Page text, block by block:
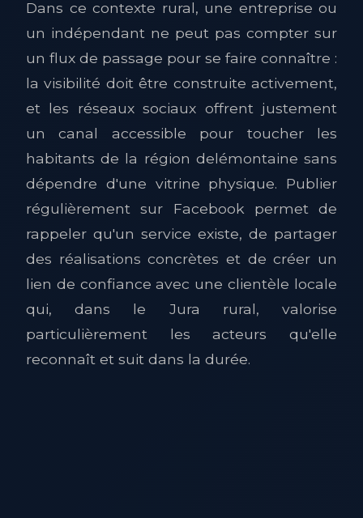
Dans ce contexte rural, une entreprise ou
un indépendant ne peut pas compter sur
un flux de passage pour se faire connaître :
la visibilité doit être construite activement,
et les réseaux sociaux offrent justement
un canal accessible pour toucher les
habitants de la région delémontaine sans
dépendre d'une vitrine physique. Publier
régulièrement sur Facebook permet de
rappeler qu'un service existe, de partager
des réalisations concrètes et de créer un
lien de confiance avec une clientèle locale
qui, dans le Jura rural, valorise
particulièrement les acteurs qu'elle
reconnaît et suit dans la durée.